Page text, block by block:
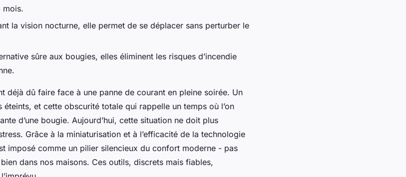
mois.
la vision nocturne, elle permet de se déplacer sans perturber le
sûre aux bougies, elles éliminent les risques d’incendie
déjà dû faire face à une panne de courant en pleine soirée. Un
éteints, et cette obscurité totale qui rappelle un temps où l’on
d’une bougie. Aujourd’hui, cette situation ne doit plus
Grâce à la miniaturisation et à l’efficacité de la technologie
imposé comme un pilier silencieux du confort moderne - pas
dans nos maisons. Ces outils, discrets mais fiables,